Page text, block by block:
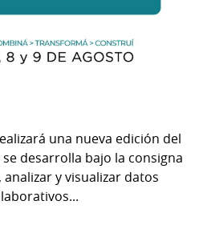
una nueva edición del
desarrolla bajo la consigna
y visualizar datos